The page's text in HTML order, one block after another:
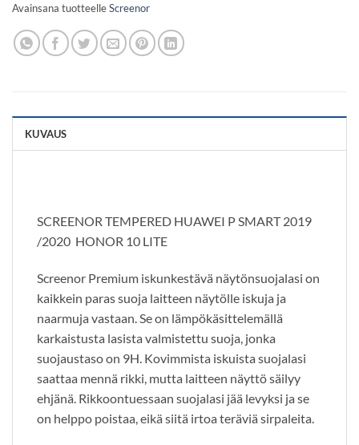
Avainsana tuotteelleScreenor
KUVAUS
SCREENOR TEMPERED HUAWEI P SMART 2019
/2020 HONOR 10 LITE
Screenor Premium iskunkestävä näytönsuojalasi on
kaikkein paras suoja laitteen näytölle iskuja ja
naarmuja vastaan. Se on lämpökäsittelemällä
karkaistusta lasista valmistettu suoja, jonka
suojaustaso on 9H. Kovimmista iskuista suojalasi
saattaa mennä rikki, mutta laitteen näyttö säilyy
ehjänä. Rikkoontuessaan suojalasi jää levyksi ja se
on helppo poistaa, eikä siitä irtoa teräviä sirpaleita.